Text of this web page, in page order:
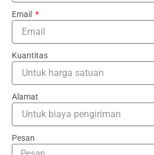
Email
Kuantitas
Alamat
Pesan